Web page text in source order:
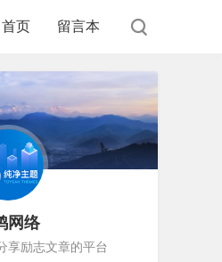
首页 留言本
网络
享励志文章的平台